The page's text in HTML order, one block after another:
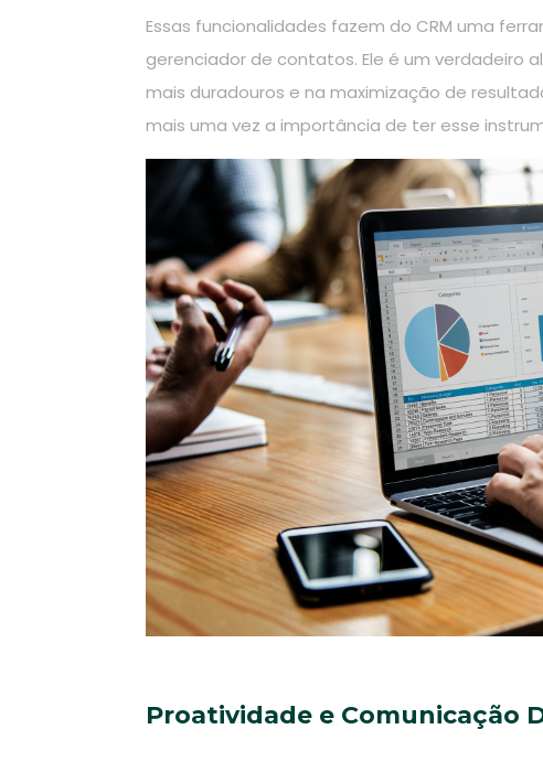
Essas funcionalidades fazem do CRM uma
gerenciador de contatos. Ele é um verdadeiro
mais duradouros e na maximização de
mais uma vez a importância de ter esse
Proatividade e Comunicação